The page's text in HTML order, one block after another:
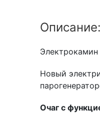
Описание:
Новый
Очаг с